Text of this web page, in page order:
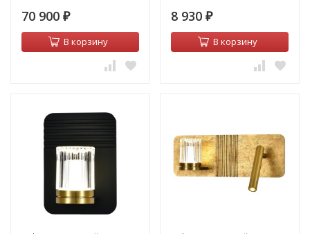
70 900 ₽
В корзину
8 930 ₽
В корзину